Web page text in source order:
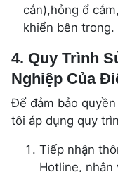
cắn),hỏng ổ
khiển bên trong.
4. Quy Trình
Nghiệp Của
Để đảm bảo
tôi áp dụng quy
Tiếp nhận
Hotline, nhân